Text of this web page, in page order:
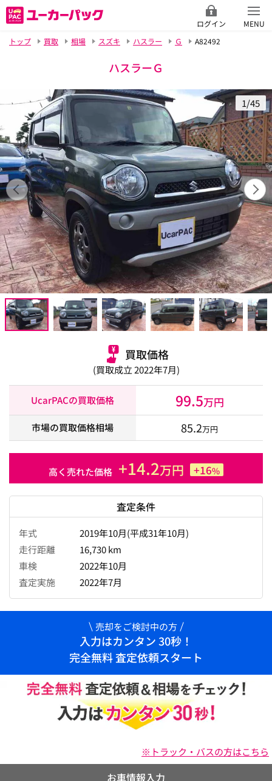
ログイン
MENU
トップ
買取 相場 スズキ ハスラー Ｇ A82492
ハスラーＧ
1/45
買取価格
(買取成立 2022年7月)
UcarPACの買取価格 99.5万円
市場の買取価格相場 85.2万円
高く売れた価格 +14.2万円 +16%
査定条件
年式
2019年10月(平成31年10月)
走行距離
16,730 km
車検
2022年10月
査定実施
2022年7月
売却をご検討中の方
入力はカンタン 30秒！
完全無料 査定依頼スタート
※トラック・バスの方はこちら
お車情報入力